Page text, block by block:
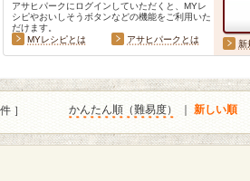
アサヒパークにログインしていただくと、MYレ
シピやおいしそうボタンなどの機能をご利用いた
だけます。
MYレシピとは
アサヒパークとは 新
］ かんたん順（難易度） 新しい順